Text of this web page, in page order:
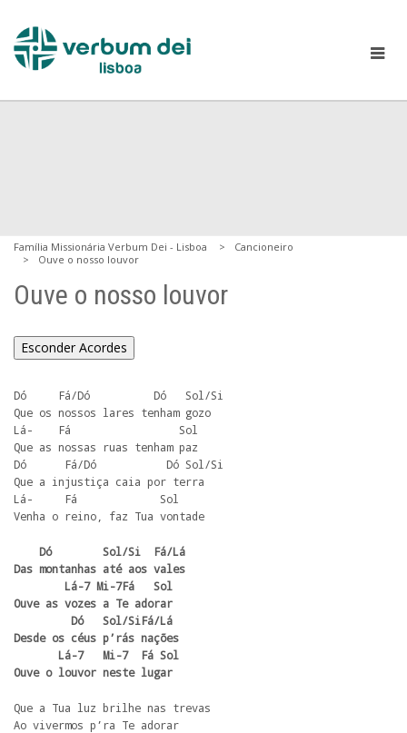
Família Missionária Verbum Dei - Lisboa
Cancioneiro
Ouve o nosso louvor
Ouve o nosso louvor
Esconder Acordes
Dó     Fá/Dó          Dó   Sol/Si
Que os nossos lares tenham gozo
Lá-    Fá                 Sol
Que as nossas ruas tenham paz
Dó      Fá/Dó           Dó Sol/Si
Que a injustiça caia por terra
Lá-     Fá             Sol
Venha o reino, faz Tua vontade
Das montanhas até aos vales
Ouve as vozes a Te adorar
Desde os céus p’rás nações
Ouve o louvor neste lugar
Que a Tua luz brilhe nas trevas
Ao vivermos p’ra Te adorar